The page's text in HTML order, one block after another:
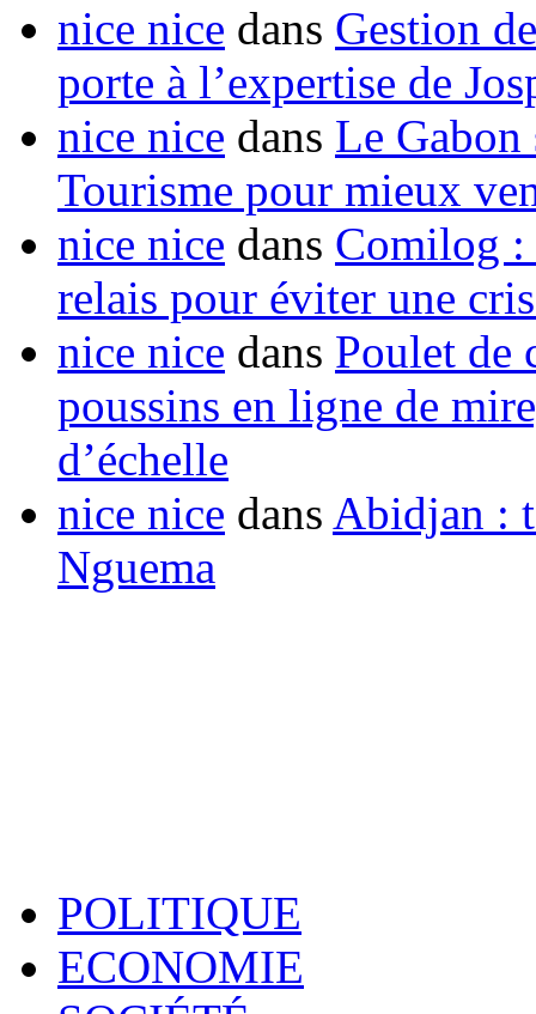
nice nice dans Gestion
porte à l’expertise de
nice nice dans Le Gabon
Tourisme pour mieux
nice nice dans Comilog :
relais pour éviter une
nice nice dans Poulet de
poussins en ligne de
d’échelle
nice nice dans Abidjan :
Nguema
POLITIQUE
ECONOMIE